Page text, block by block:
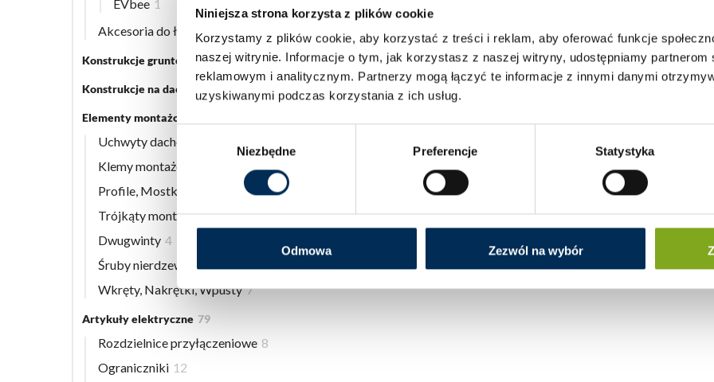
Niniejsza strona korzysta z plików cookie
Korzystamy z plików cookie, aby korzystać z treści i reklam, aby oferować funkcje
naszej witrynie. Informacje o tym, jak korzystasz z naszej witryny, udostępniamy partnerom
reklamowym i analitycznym. Partnerzy mogą łączyć te informacje z innymi danymi
uzyskiwanymi podczas korzystania z ich usług.
Niezbędne Preferencje Statystyka
Odmowa Zezwól na wybór
EVbee 1
Akcesoria do ładowarek EV
Konstrukcje gruntowe 5
Konstrukcje na dach płaski 3
Elementy montażowe
Uchwyty dachowe
Klemy montażowe
Profile, Mostki
Trójkąty montażowe 3
Dwugwinty 4
Śruby nierdzewne
Wkręty, Nakrętki, Wpusty 7
Artykuły elektryczne 79
Rozdzielnice przyłączeniowe 8
Ograniczniki 12